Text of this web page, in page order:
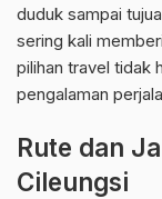
duduk sampai
sering kali
pilihan travel tidak
pengalaman
Rute dan
Cileungsi